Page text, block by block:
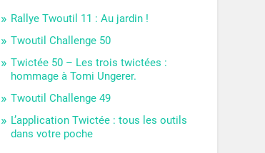
Rallye Twoutil 11 : Au jardin !
Twoutil Challenge 50
Twictée 50 – Les trois twictées :
hommage à Tomi Ungerer.
Twoutil Challenge 49
L’application Twictée : tous les outils
dans votre poche